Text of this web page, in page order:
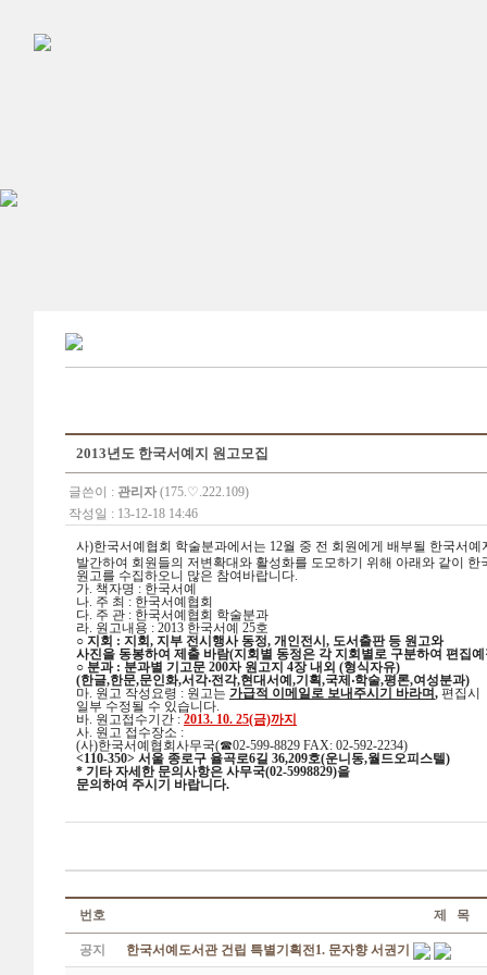
2013년도 한국서예지 원고모집
글쓴이 : 관리자 (175.♡.222.109)
작성일 : 13-12-18 14:46
사)한국서예협회 학술분과에서는 12월 중 전 회원에게 배부될 한국서예
발간하여 회원들의 저변확대와 활성화를 도모하기 위해 아래와 같이 한
원고를 수집하오니 많은 참여바랍니다.
가. 책자명 : 한국서예
나. 주 최 : 한국서예협회
다. 주 관 : 한국서예협회 학술분과
라. 원고내용 : 2013 한국서예 25호
○ 지회 : 지회, 지부 전시행사 동정, 개인전시, 도서출판 등 원고와
사진을 동봉하여 제출 바람(지회별 동정은 각 지회별로 구분하여 편집
○ 분과 : 분과별 기고문 200자 원고지 4장 내외 (형식자유)
(한글,한문,문인화,서각‧전각,현대서예,기획,국제‧학술,평론,여성분과)
마. 원고 작성요령 : 원고는 가급적 이메일로 보내주시기 바라며, 편집시
일부 수정될 수 있습니다.
바. 원고접수기간 : 2013. 10. 25(금)까지
사. 원고 접수장소 :
(사)한국서예협회사무국(☎02-599-8829 FAX: 02-592-2234)
<110-350> 서울 종로구 율곡로6길 36,209호(운니동,월드오피스텔)
* 기타 자세한 문의사항은 사무국(02-5998829)을
문의하여 주시기 바랍니다.
번호 제 목
공지 한국서예도서관 건립 특별기획전1. 문자향 서권기